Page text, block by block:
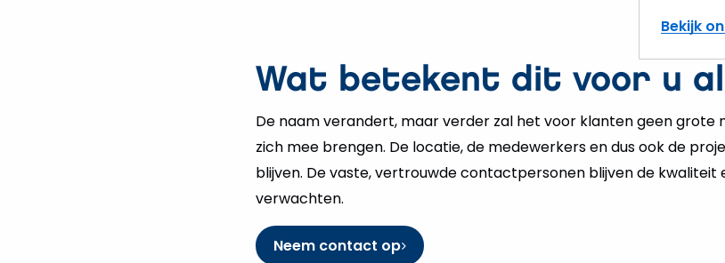
Bekijk
Wat betekent dit voor u
De naam verandert, maar verder zal het voor klanten geen
zich mee brengen. De locatie, de medewerkers en dus ook de
blijven. De vaste, vertrouwde contactpersonen blijven de kwaliteit
verwachten.
Neem contact op